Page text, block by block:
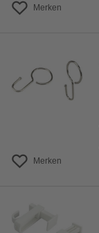
Merken
Merken